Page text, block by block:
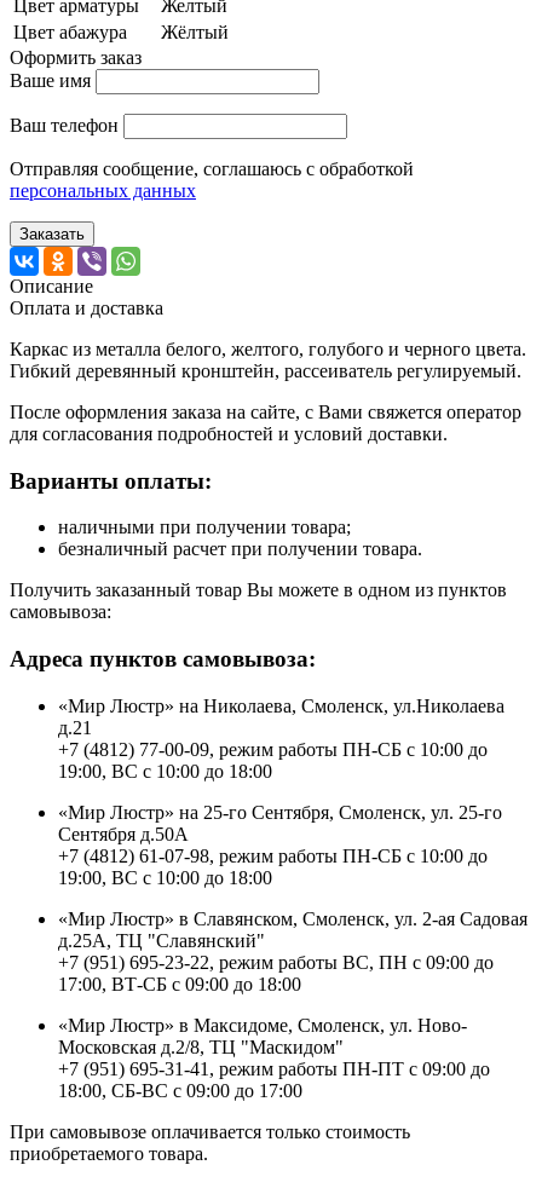
Цвет арматуры
Желтый
Цвет абажура
Жёлтый
Оформить заказ
Ваше имя
Ваш телефон
Отправляя сообщение, соглашаюсь с обработкой
персональных данных
Заказать
Описание
Оплата и доставка
Каркас из металла белого, желтого, голубого и черного цвета.
Гибкий деревянный кронштейн, рассеиватель регулируемый.
После оформления заказа на сайте, с Вами свяжется оператор
для согласования подробностей и условий доставки.
Варианты оплаты:
наличными при получении товара;
безналичный расчет при получении товара.
Получить заказанный товар Вы можете в одном из пунктов
самовывоза:
Адреса пунктов самовывоза:
«Мир Люстр» на Николаева, Смоленск, ул.Николаева
д.21
+7 (4812) 77-00-09, режим работы ПН-СБ с 10:00 до
19:00, ВС с 10:00 до 18:00
«Мир Люстр» на 25-го Сентября, Смоленск, ул. 25-го
Сентября д.50А
+7 (4812) 61-07-98, режим работы ПН-СБ с 10:00 до
19:00, ВС с 10:00 до 18:00
«Мир Люстр» в Славянском, Смоленск, ул. 2-ая Садовая
д.25А, ТЦ "Славянский"
+7 (951) 695-23-22, режим работы ВС, ПН с 09:00 до
17:00, ВТ-СБ с 09:00 до 18:00
«Мир Люстр» в Максидоме, Смоленск, ул. Ново-
Московская д.2/8, ТЦ "Маскидом"
+7 (951) 695-31-41, режим работы ПН-ПТ с 09:00 до
18:00, СБ-ВС с 09:00 до 17:00
При самовывозе оплачивается только стоимость
приобретаемого товара.